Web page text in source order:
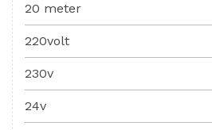
20 meter
220volt
230v
24v